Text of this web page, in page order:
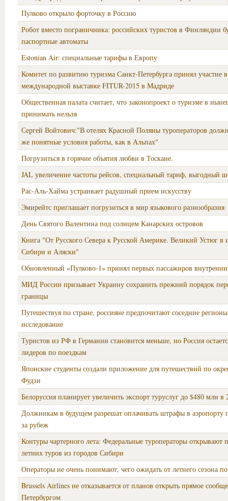
Пулково открыло форточку в Россию
Робот вместо пограничника: российских туристов в Финляндии
паспортные автоматы
Estonian Air: специальные тарифы в Европу
Комитет по развитию туризма Санкт-Петербурга принял участие в
международной выставке FITUR-2015 в Мадриде
Общественная палата считает, что законопроект о туризме в
принимать нельзя
Сергей Войтович:"В отелях Красной Поляны туроператоров
же понятные условия работы, как в Альпах"
Погрузиться в горячие объятия любви в Тоскане.
JAL увеличение частоты рейсов, специальный тариф, выгодный
Рас-Аль-Хайма устраивает радушный прием искусству
Эмирейтс приглашает погрузиться в мир языкового разнообразия
День Святого Валентина под солнцем Канарских островов
Книга "От Русского Севера к Русской Америке. Великий Устюг в
Сибири и Аляски"
Обновленный «Пулково-1» принял первых пассажиров
МИД России призывает Украину сохранить прежний порядок
границы
Путешествуя по стране, россияне предпочитают соседние
исследование
Туристов из РФ в Германии становится меньше, но Россия
лидеров по поездкам
Японские студенты создали приложение для путешествий по
Фудзи
Белоруссия планирует увеличить экспорт туруслуг до $480 млн в
Должникам в будущем разрешат оплачивать штрафы в аэропорту
за рубеж
Контуры чартерного лета: Федеральные туроператоры открывают
летних туров из городов Сибири
Операторы не очень понимают, чего ожидать от летнего сезона
Brussels Airlines не отказывается от планов открыть прямое
Петербургом